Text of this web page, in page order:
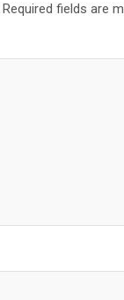
Required fields are